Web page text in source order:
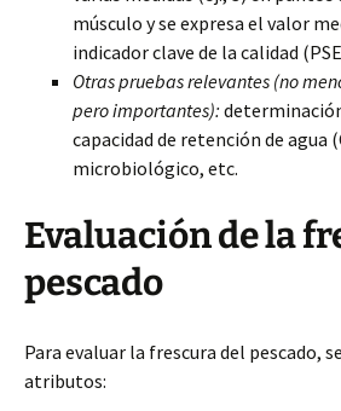
músculo y se expresa el valor
indicador clave de la calidad
Otras pruebas relevantes (no
pero importantes):
capacidad de retención de agua
microbiológico, etc.
Evaluación de la
pescado
Para evaluar la frescura del pescado,
atributos: